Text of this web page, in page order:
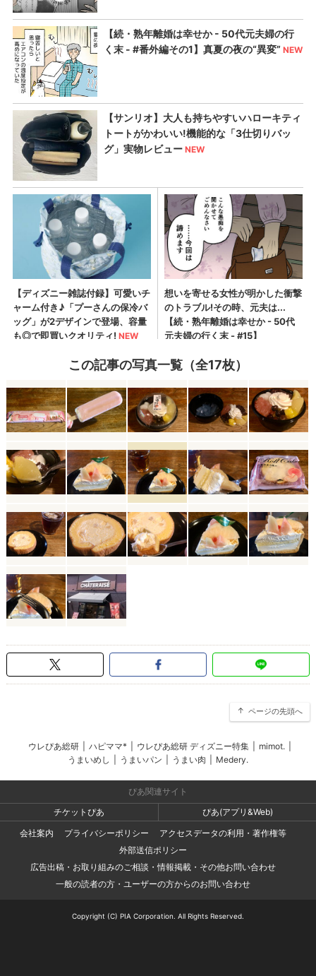
この記事の写真一覧（全17枚）
ページの先頭へ
ウレぴあ総研 ハピママ* ウレぴあ総研 ディズニー特集 mimot.
うまいめし
うまいパン うまい肉 Medery.
ぴあ関連サイト
チケットぴあ
ぴあ(アプリ&Web)
会社案内
プライバシーポリシー
アクセスデータの利用・著作権等
外部送信ポリシー
広告出稿・お取り組みのご相談・情報掲載・その他お問い合わせ
一般の読者の方・ユーザーの方からのお問い合わせ
Copyright (C) PIA Corporation. All Rights Reserved.